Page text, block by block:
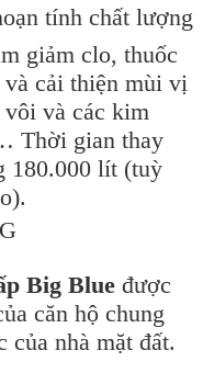
tính chất lượng
giảm clo, thuốc
và cải thiện mùi vị
vôi và các kim
Thời gian thay
180.000 lít (tuỳ
Big Blue được
căn hộ chung
của nhà mặt đất.